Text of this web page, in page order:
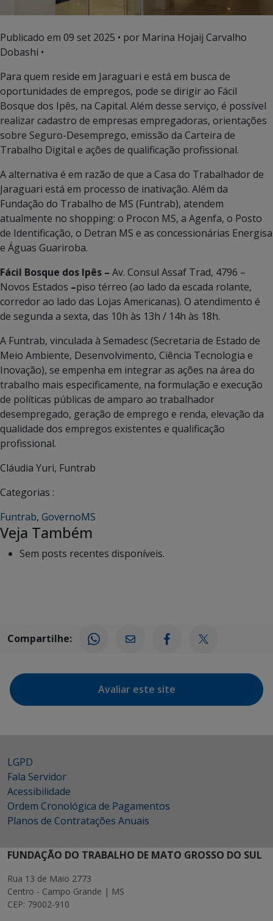
Publicado em 09 set 2025 • por Marina Hojaij Carvalho
Dobashi •
Para quem reside em Jaraguari e está em busca de
oportunidades de empregos, pode se dirigir ao Fácil
Bosque dos Ipês, na Capital. Além desse serviço, é possível
realizar cadastro de empresas empregadoras, orientações
sobre Seguro-Desemprego, emissão da Carteira de
Trabalho Digital e ações de qualificação profissional.
A alternativa é em razão de que a Casa do Trabalhador de
Jaraguari está em processo de inativação. Além da
Fundação do Trabalho de MS (Funtrab), atendem
atualmente no shopping: o Procon MS, a Agenfa, o Posto
de Identificação, o Detran MS e as concessionárias Energisa
e Águas Guariroba.
Fácil Bosque dos Ipês – Av. Consul Assaf Trad, 4796 –
Novos Estados –piso térreo (ao lado da escada rolante,
corredor ao lado das Lojas Americanas). O atendimento é
de segunda a sexta, das 10h às 13h / 14h às 18h.
A Funtrab, vinculada à Semadesc (Secretaria de Estado de
Meio Ambiente, Desenvolvimento, Ciência Tecnologia e
Inovação), se empenha em integrar as ações na área do
trabalho mais especificamente, na formulação e execução
de políticas públicas de amparo ao trabalhador
desempregado, geração de emprego e renda, elevação da
qualidade dos empregos existentes e qualificação
profissional.
Cláudia Yuri, Funtrab
Categorias :
Funtrab, GovernoMS
Veja Também
Sem posts recentes disponíveis.
Compartilhe:
Avaliar este site
LGPD
Fala Servidor
Acessibilidade
Ordem Cronológica de Pagamentos
Planos de Contratações Anuais
FUNDAÇÃO DO TRABALHO DE MATO GROSSO DO SUL
Rua 13 de Maio 2773
Centro - Campo Grande | MS
CEP: 79002-910